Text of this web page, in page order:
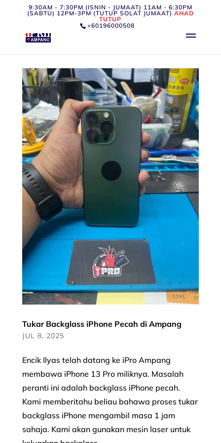
9:30AM - 7:30PM (ISNIN - JUMAAT) 11AM - 6:30PM
(SABTU) 12PM-3PM (TUTUP SOLAT JUMAAT) AHAD
TUTUP
+60196000508
Tukar Backglass iPhone Pecah di Ampang
JUL 8, 2025
Encik Ilyas telah datang ke iPro Ampang
membawa iPhone 13 Pro miliknya. Masalah
peranti ini adalah backglass iPhone pecah.
Kami memberitahu beliau bahawa proses tukar
backglass iPhone mengambil masa 1 jam
sahaja. Kami akan gunakan mesin laser untuk